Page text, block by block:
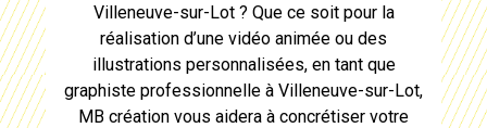
Villeneuve-sur-Lot? Que ce soit pour la
réalisation d’une vidéo animée ou des
illustrations personnalisées, en tant que
graphiste professionnelle à Villeneuve-sur-Lot,
MB création vous aidera à concrétiser votre